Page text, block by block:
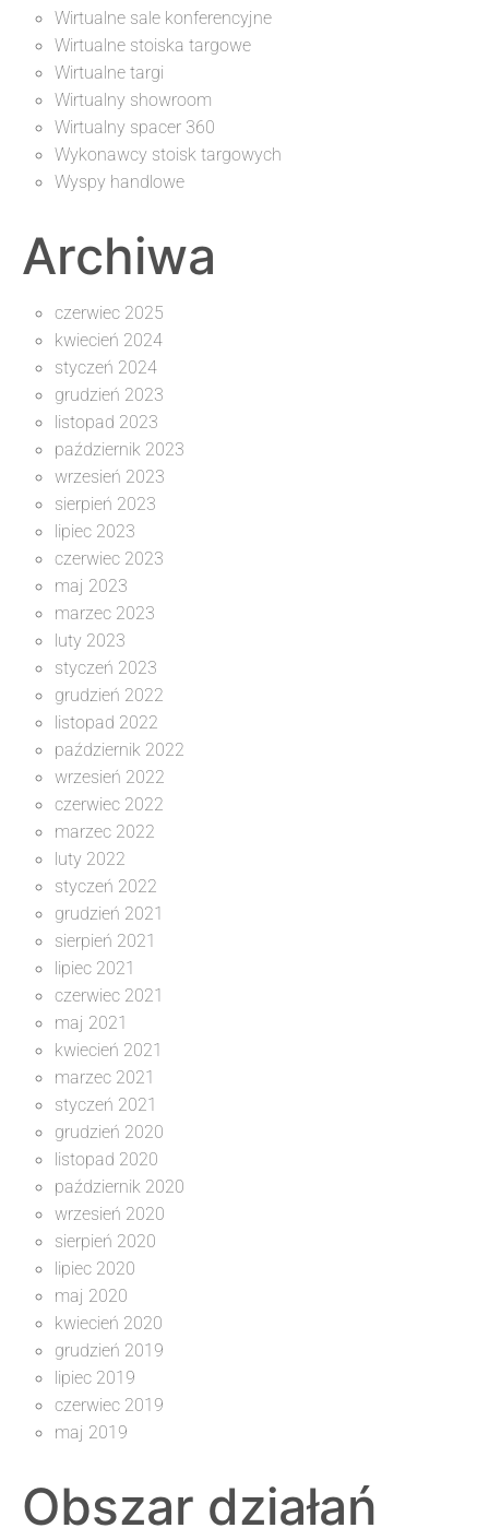
Wirtualne sale konferencyjne
Wirtualne stoiska targowe
Wirtualne targi
Wirtualny showroom
Wirtualny spacer 360
Wykonawcy stoisk targowych
Wyspy handlowe
Archiwa
czerwiec 2025
kwiecień 2024
styczeń 2024
grudzień 2023
listopad 2023
październik 2023
wrzesień 2023
sierpień 2023
lipiec 2023
czerwiec 2023
maj 2023
marzec 2023
luty 2023
styczeń 2023
grudzień 2022
listopad 2022
październik 2022
wrzesień 2022
czerwiec 2022
marzec 2022
luty 2022
styczeń 2022
grudzień 2021
sierpień 2021
lipiec 2021
czerwiec 2021
maj 2021
kwiecień 2021
marzec 2021
styczeń 2021
grudzień 2020
listopad 2020
październik 2020
wrzesień 2020
sierpień 2020
lipiec 2020
maj 2020
kwiecień 2020
grudzień 2019
lipiec 2019
czerwiec 2019
maj 2019
Obszar działań